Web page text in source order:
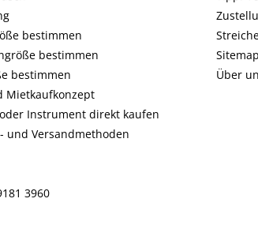
Sitemap
Über
bestimmen
bestimmen
bestimmen
Mietkaufkonzept
Instrument direkt kaufen
und Versandmethoden
3960